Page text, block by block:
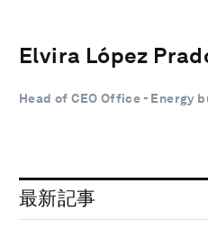
Elvira López
Head of CEO Office - Energy
最新記事